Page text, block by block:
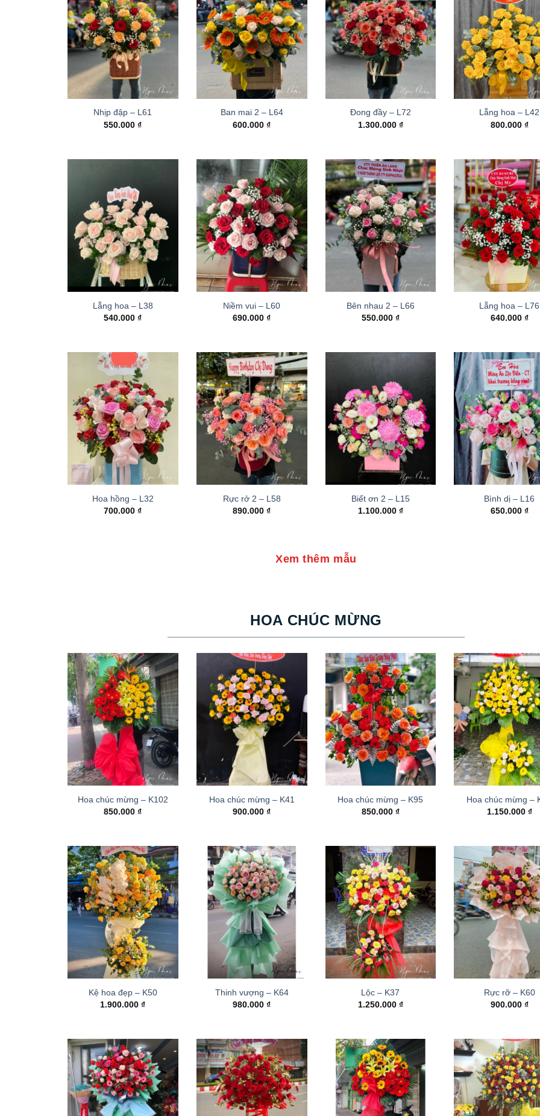
Nhịp đập – L61
550.000₫
Ban mai 2 – L64
600.000₫
Đong đầy – L72
1.300.000 ₫
Lẵng hoa – L42
800.000 ₫
Lẵng hoa – L38
540.000₫
Niềm vui – L60
690.000₫
Bên nhau 2 – L66
550.000 ₫
Lẵng hoa – L76
640.000 ₫
Hoa hồng – L32
700.000₫
Rực rở 2 – L58
890.000₫
Biết ơn 2 – L15
1.100.000 ₫
Bình dị – L16
650.000 ₫
Xem thêm mẫu
HOA CHÚC MỪNG
Hoa chúc mừng – K102
850.000₫
Hoa chúc mừng – K41
900.000₫
Hoa chúc mừng – K95
850.000 ₫
Hoa chúc mừng –
1.150.000 ₫
Kệ hoa đẹp – K50
1.900.000₫
Thinh vượng – K64
980.000₫
Lộc – K37
1.250.000 ₫
Rực rỡ – K60
900.000 ₫